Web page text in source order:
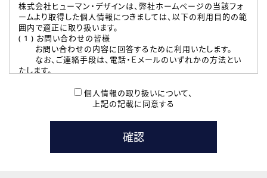
株式会社ヒューマン・デザインは、弊社ホームページの当該フォ
ームより取得した個人情報につきましては、以下の利用目的の範
囲内で適正に取り扱います。
( 1 ) お問い合わせの皆様
お問い合わせの内容に回答するために利用いたします。
なお、ご連絡手段は、電話・Ｅメールのいずれかの方法とい
たします。
本登録に関するご連絡および本登録時の参考情報として利
たします。
( 3 ) スタッフ派遣を検討されている企業の皆様
お問い合わせの内容に回答するために利用いたします。
なお、ご連絡手段は、電話・Ｅメールのいずれかの方法とい
個人情報の取り扱いについて、
上記の記載に同意する